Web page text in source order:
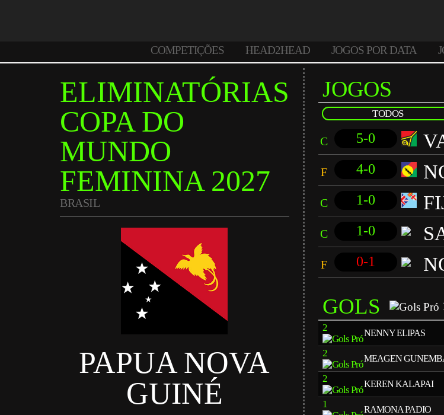
COMPETIÇÕES HEAD2HEAD JOGOS POR DATA
ELIMINATÓRIAS
COPA DO
MUNDO
FEMININA 2027
BRASIL
PAPUA NOVA
GUINÉ
JOGOS
TODOS
C 5-0
F 4-0
C 1-0
C 1-0
F 0-1
GOLS
2 NENNY ELIPAS
2 MEAGEN
2 KEREN KALAPAI
1 RAMONA PADIO